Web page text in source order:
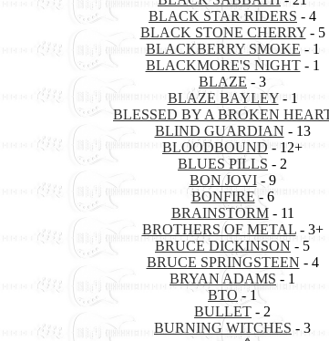
BLACK STAR RIDERS - 4
BLACK STONE CHERRY- 5
BLACKBERRY SMOKE - 1
BLACKMORE'S NIGHT- 1
BLAZE - 3
BLAZE BAYLEY- 1
BLESSED BY A BROKEN
BLIND GUARDIAN - 13
BLOODBOUND - 12+
BLUES PILLS - 2
BON JOVI- 9
BONFIRE- 6
BRAINSTORM- 11
BROTHERS OF METAL- 3+
BRUCE DICKINSON - 5
BRUCE SPRINGSTEEN - 4
BRYAN ADAMS - 1
BTO - 1
BULLET - 2
BURNING WITCHES - 3